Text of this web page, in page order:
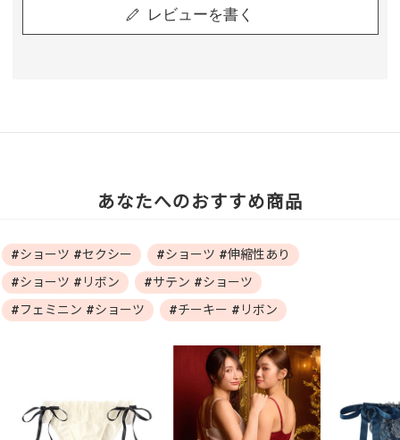
レビューを書く
あなたへのおすすめ商品
#ショーツ #セクシー
#ショーツ #伸縮性あり
#ショーツ #リボン
#サテン #ショーツ
#フェミニン #ショーツ
#チーキー #リボン